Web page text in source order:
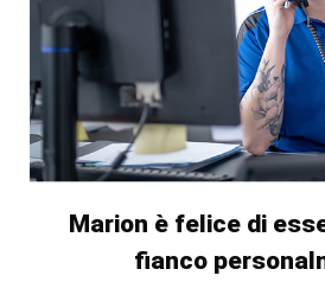
Marion è felice di
fianco